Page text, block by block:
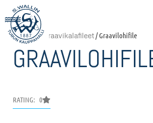
Etusivu/Graavikalafileet/ Graavilohifile
RATING: 0